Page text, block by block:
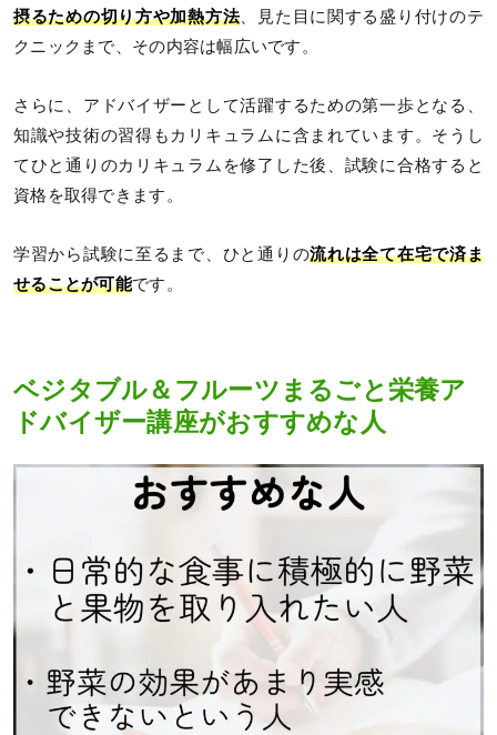
摂るための切り方や加熱方法、見た目に関する盛り付けのテ
クニックまで、その内容は幅広いです。
さらに、アドバイザーとして活躍するための第一歩となる、
知識や技術の習得もカリキュラムに含まれています。そうし
てひと通りのカリキュラムを修了した後、試験に合格すると
資格を取得できます。
学習から試験に至るまで、ひと通りの流れは全て在宅で済ま
せることが可能です。
ベジタブル＆フルーツまるごと栄養ア
ドバイザー講座がおすすめな人